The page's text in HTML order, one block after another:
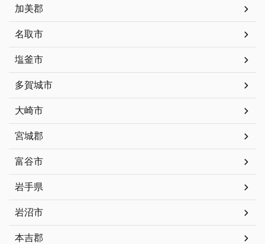
加美郡
名取市
塩釜市
多賀城市
大崎市
宮城郡
富谷市
岩手県
岩沼市
本吉郡